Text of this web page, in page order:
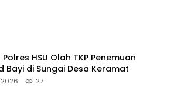
HSU Olah TKP Penemuan
Bayi di Sungai Desa Keramat
27